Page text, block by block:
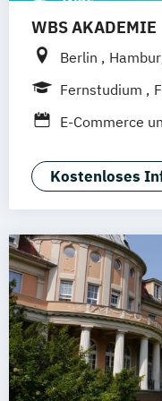
WBS AKADEMIE
Berlin
Fernstudium
E-Commerce
Kooperation
Kostenloses